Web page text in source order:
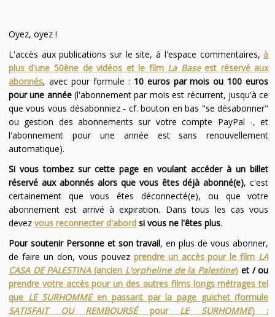
Oyez, oyez !
L'accès aux publications sur le site, à l'espace commentaires,à
plus d'une 50ène de vidéos et le film La Baseest réservé aux
abonnés, avec pour formule : 10 euros par mois ou 100 euros
pour une année(l'abonnement par mois est récurrent, jusqu'à ce
que vous vous désabonniez - cf. bouton en bas "se désabonner"
ou gestion des abonnements sur votre compte PayPal -, et
l'abonnement pour une année est sans renouvellement
automatique).
Si vous tombez sur cette page en voulant accéder à un billet
réservé aux abonnés alors que vous êtes déjà abonné(e), c'est
certainement que vous êtes déconnecté(e), ou que votre
abonnement est arrivé à expiration. Dans tous les cas vous
devez vous reconnecter d'abordsi vous ne l'êtes plus.
Pour soutenir Personne et son travail, en plus de vous abonner,
de faire un don, vous pouvez prendre un accès pour le film LA
CASA DE PALESTINA(ancien L'orpheline de la Palestine) et / ou
prendre votre accès pour un des autres films longs métrages tel
que LE SURHOMMEen passant par la page guichet (formule
SATISFAIT OU REMBOURSÉpour LE SURHOMME) :